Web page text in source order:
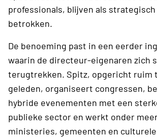
professionals, blijven als
betrokken.
De benoeming past in een eerder
waarin de directeur-eigenaren zich
terugtrekken. Spitz, opgericht ruim
geleden, organiseert congressen,
hybride evenementen met een
publieke sector en werkt onder
ministeries, gemeenten en